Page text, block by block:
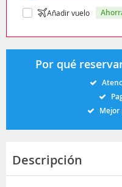
Añadir vuelo
Por qué
Mejor
Descripción